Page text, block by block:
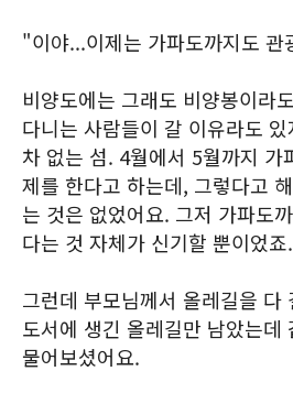
"이야...이제는 가파도까지도 관
비양도에는 그래도 비양봉이라
다니는 사람들이 갈 이유라도
차 없는 섬. 4월에서 5월까지 가
제를 한다고 하는데, 그렇다고
는 것은 없었어요. 그저 가파도
다는 것 자체가 신기할 뿐이었죠.
그런데 부모님께서 올레길을 다
도서에 생긴 올레길만 남았는데
물어보셨어요.